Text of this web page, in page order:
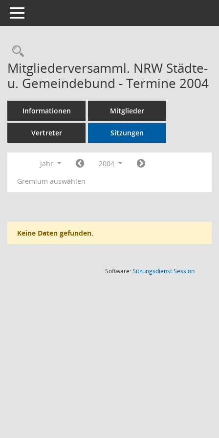
Toggle navigation
Rechercheauswahl
Mitgliederversamml. NRW Städte-
u. Gemeindebund - Termine 2004
Informationen Mitglieder
Vertreter Sitzungen
Jahr
2004
Gremium auswählen
Keine Daten gefunden.
Software:SitzungsdienstSession(Wird in